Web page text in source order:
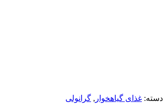
دسته: غذای گیاهخوار , گرانولی